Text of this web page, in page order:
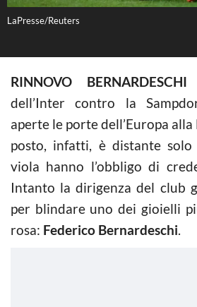
LaPresse/Reuters
RINNOVO BERNARDESCHI
dell’Inter contro la
aperte le porte dell’Europa
posto, infatti, è distante
viola hanno l’obbligo di
Intanto la dirigenza del club
per blindare uno dei gioielli
rosa: Federico Bernardeschi.